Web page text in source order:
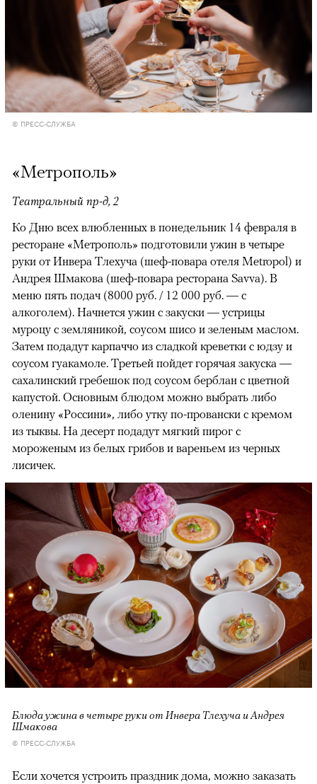
© ПРЕСС-СЛУЖБА
«Метрополь»
Театральный пр-д, 2
Ко Дню всех влюбленных в понедельник 14 февраля в
ресторане «Метрополь» подготовили ужин в четыре
руки от Инвера Тлехуча (шеф-повара отеля Metropol) и
Андрея Шмакова (шеф-повара ресторана Savva). В
меню пять подач (8000 руб. / 12 000 руб. — с
алкоголем). Начнется ужин с закуски — устрицы
муроцу с земляникой, соусом шисо и зеленым маслом.
Затем подадут карпаччо из сладкой креветки с юдзу и
соусом гуакамоле. Третьей пойдет горячая закуска —
сахалинский гребешок под соусом берблан с цветной
капустой. Основным блюдом можно выбрать либо
оленину «Россини», либо утку по-провански с кремом
из тыквы. На десерт подадут мягкий пирог с
мороженым из белых грибов и вареньем из черных
лисичек.
Блюда ужина в четыре руки от Инвера Тлехуча и Андрея
Шмакова
© ПРЕСС-СЛУЖБА
Если хочется устроить праздник дома, можно заказать